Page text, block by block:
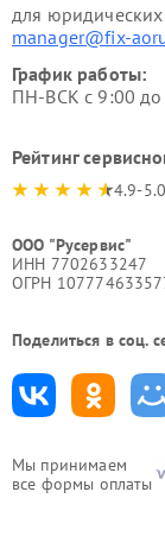
Мы принимаем
все формы оплаты
для
manager@fix-
График работы:
ПН-ВСК с 9:00
Рейтинг
4.9-5.0
ООО "Русервис"
ИНН 7702633247
ОГРН
Поделиться в соц.